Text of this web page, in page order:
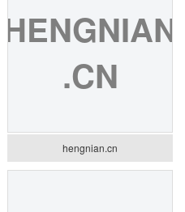
HENGNIAN
.CN
hengnian.cn